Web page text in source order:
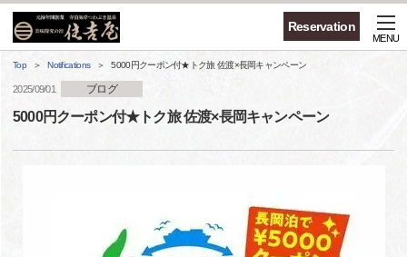
Reservation
MENU
Top Notifications 5000円クーポン付★トク旅 佐渡×長岡キャンペーン
2025/09/01 ブログ
5000円クーポン付★トク旅 佐渡×長岡キャンペーン